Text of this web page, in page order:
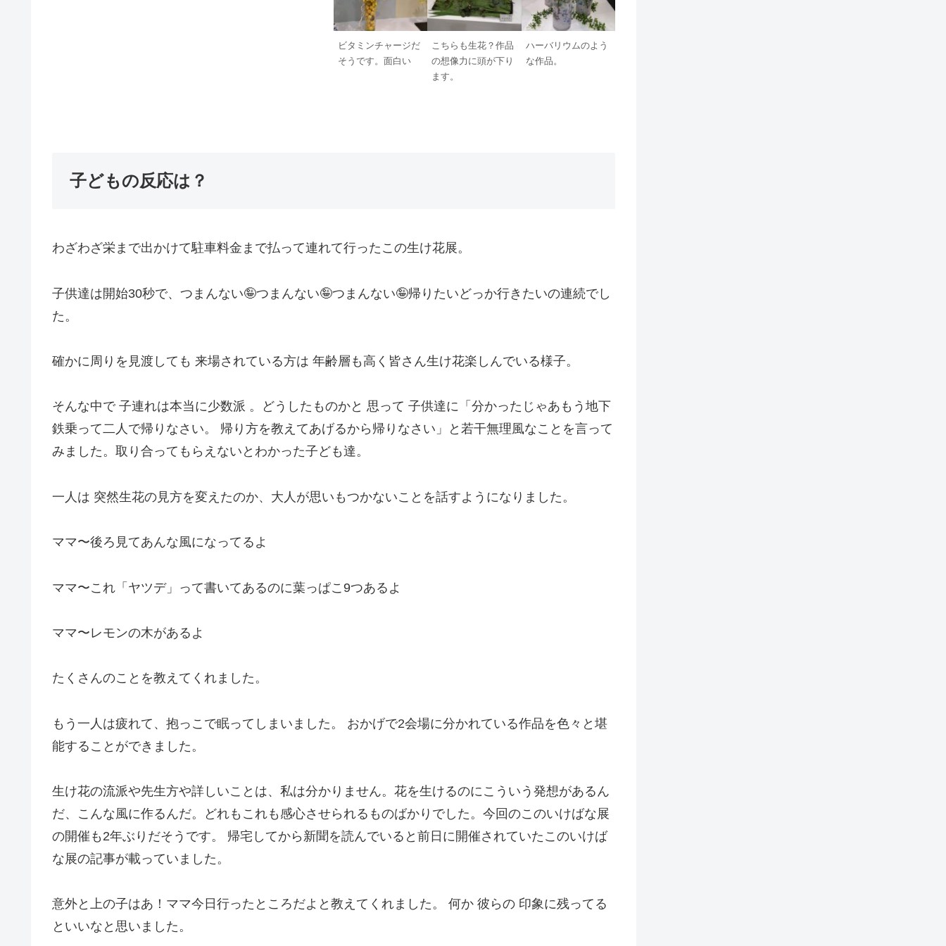
ビタミンチャージだ
そうです。面白い
こちらも生花？作品
の想像力に頭が下り
ます。
ハーバリウムのよう
な作品。
子どもの反応は？
わざわざ栄まで出かけて駐車料金まで払って連れて行ったこの生け花展。
子供達は開始30秒で、つまんない🤪つまんない🤪つまんない🤪帰りたいどっか行きたいの連続でし
た。
確かに周りを見渡しても 来場されている方は 年齢層も高く皆さん生け花楽しんでいる様子。
そんな中で 子連れは本当に少数派 。どうしたものかと 思って 子供達に「分かったじゃあもう地下
鉄乗って二人で帰りなさい。 帰り方を教えてあげるから帰りなさい」と若干無理風なことを言って
みました。取り合ってもらえないとわかった子ども達。
一人は 突然生花の見方を変えたのか、大人が思いもつかないことを話すようになりました。
ママ〜後ろ見てあんな風になってるよ
ママ〜これ「ヤツデ」って書いてあるのに葉っぱこ9つあるよ
ママ〜レモンの木があるよ
たくさんのことを教えてくれました。
もう一人は疲れて、抱っこで眠ってしまいました。 おかげで2会場に分かれている作品を色々と堪
能することができました。
生け花の流派や先生方や詳しいことは、私は分かりません。花を生けるのにこういう発想があるん
だ、こんな風に作るんだ。どれもこれも感心させられるものばかりでした。今回のこのいけばな展
の開催も2年ぶりだそうです。 帰宅してから新聞を読んでいると前日に開催されていたこのいけば
な展の記事が載っていました。
意外と上の子はあ！ママ今日行ったところだよと教えてくれました。 何か 彼らの 印象に残ってる
といいなと思いました。